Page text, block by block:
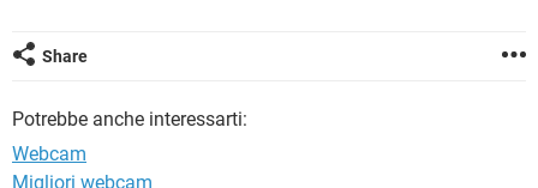
HARDWARE
TIKTOK
Share
Potrebbe anche interessarti:
Webcam
Migliori webcam